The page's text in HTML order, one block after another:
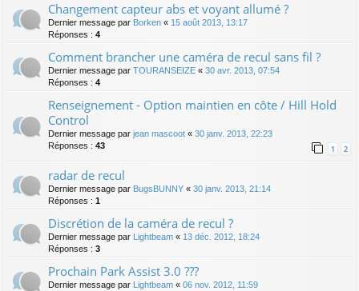
Changement capteur abs et voyant allumé ?
Dernier message par Borken « 15 août 2013, 13:17
Réponses : 4
Comment brancher une caméra de recul sans fil ?
Dernier message par TOURANSEIZE « 30 avr. 2013, 07:54
Réponses : 4
Renseignement - Option maintien en côte / Hill Hold
Control
Dernier message par jean mascoot « 30 janv. 2013, 22:23
Réponses : 43 1 2
radar de recul
Dernier message par BugsBUNNY « 30 janv. 2013, 21:14
Réponses : 1
Discrétion de la caméra de recul ?
Dernier message par Lightbeam « 13 déc. 2012, 18:24
Réponses : 3
Prochain Park Assist 3.0 ???
Dernier message par Lightbeam « 06 nov. 2012, 11:59